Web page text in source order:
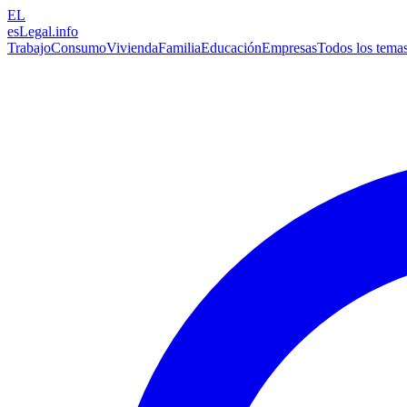
EL
esLegal.info
TrabajoConsumoViviendaFamiliaEducaciónEmpresasTodos los